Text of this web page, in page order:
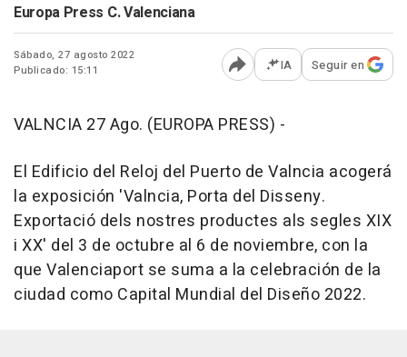
Europa Press C. Valenciana
Sábado, 27 agosto 2022
Publicado: 15:11
Abrir opciones para
IA Seguir en
VALNCIA 27 Ago. (EUROPA PRESS) -
El Edificio del Reloj del Puerto de Valncia acogerá
la exposición 'Valncia, Porta del Disseny.
Exportació dels nostres productes als segles XIX
i XX' del 3 de octubre al 6 de noviembre, con la
que Valenciaport se suma a la celebración de la
ciudad como Capital Mundial del Diseño 2022.